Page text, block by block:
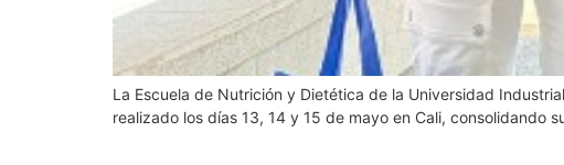
La Escuela de Nutrición y Dietética de la Universidad
realizado los días 13, 14 y 15 de mayo en Cali,